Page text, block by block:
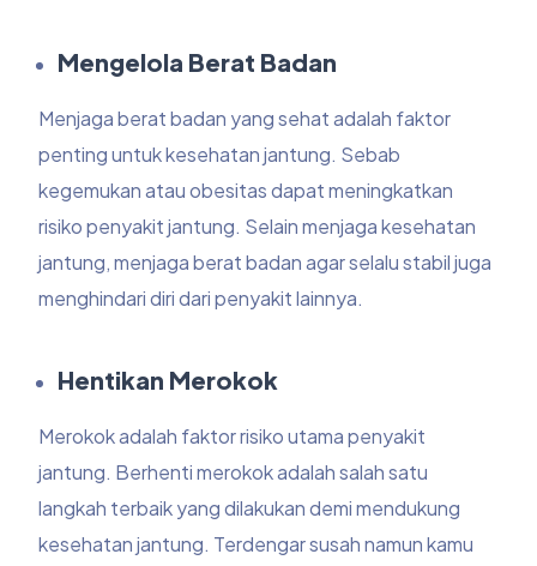
Mengelola Berat Badan
Menjaga berat badan yang sehat adalah faktor
penting untuk kesehatan jantung. Sebab
kegemukan atau obesitas dapat meningkatkan
risiko penyakit jantung. Selain menjaga kesehatan
jantung, menjaga berat badan agar selalu stabil juga
menghindari diri dari penyakit lainnya.
Hentikan Merokok
Merokok adalah faktor risiko utama penyakit
jantung. Berhenti merokok adalah salah satu
langkah terbaik yang dilakukan demi mendukung
kesehatan jantung. Terdengar susah namun kamu